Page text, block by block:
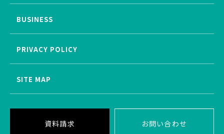
BUSINESS
PRIVACY POLICY
SITE MAP
資料請求 お問い合わせ